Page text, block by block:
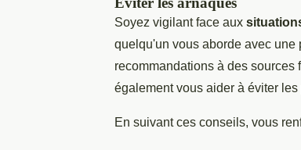
Soyez vigilant face aux
quelqu'un vous aborde avec une
recommandations à des
également vous aider à éviter
En suivant ces conseils, vous